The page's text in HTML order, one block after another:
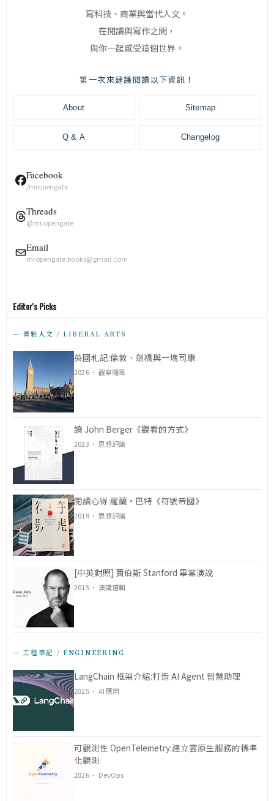
寫科技、商業與當代人文。
在閱讀與寫作之間，
與你一起感受這個世界。
第一次來建議閱讀以下資訊！
About Sitemap
Q & A Changelog
Facebook
/mropengate
Threads
@mr.opengate
Email
mropengate.books@gmail.com
Editor's Picks
— 博雅人文 / LIBERAL ARTS
英國札記:倫敦、劍橋與一塊司康
2026 · 觀察隨筆
讀 John Berger《觀看的方式》
2023 · 思想評論
閱讀心得:羅蘭·巴特《符號帝國》
2019 · 思想評論
[中英對照] 賈伯斯 Stanford 畢業演說
2015 · 演講選輯
— 工程筆記 / ENGINEERING
LangChain 框架介紹:打造 AI Agent 智慧助理
2025 · AI 應用
可觀測性 OpenTelemetry:建立雲原生服務的標準
化觀測
2026 · DevOps